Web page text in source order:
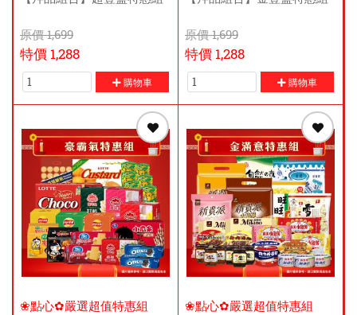
原價1,699
特價 1,288
購物車
原價1,699
特價 1,288
購物車
❀點心✿嚴選超值特惠組
❀點心✿嚴選超值特惠組